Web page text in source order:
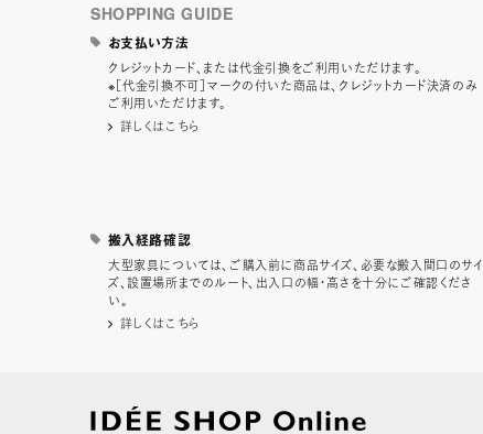
SHOPPING GUIDE
お支払い方法
クレジットカード、または代金引換をご利用いただけます。
※［代金引換不可］マークの付いた商品は、クレジットカード決済のみ
ご利用いただけます。
詳しくはこちら
搬入経路確認
大型家具については、ご購入前に商品サイズ、必要な搬入間口のサイ
ズ、設置場所までのルート、出入口の幅・高さを十分にご確認くださ
い。
詳しくはこちら